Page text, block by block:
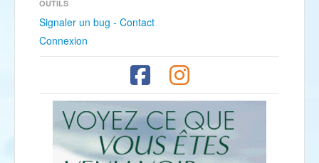
OUTILS
Signaler un bug - Contact
Connexion